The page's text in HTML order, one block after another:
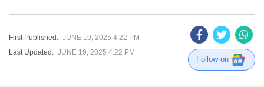
First Published: JUNE 19, 2025 4:22 PM
Last Updated: JUNE 19, 2025 4:22 PM
Follow on